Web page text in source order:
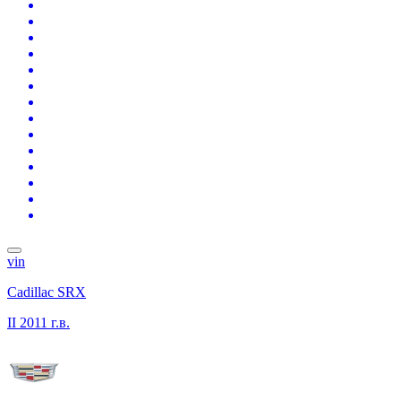
vin
Cadillac SRX
II 2011 г.в.